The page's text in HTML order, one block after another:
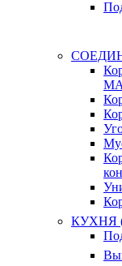
КУХНЯ